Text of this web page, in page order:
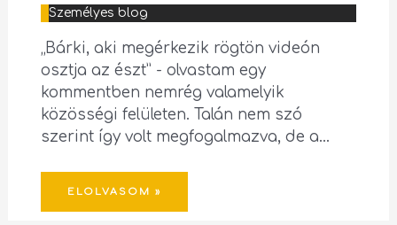
Személyes blog
„Bárki, aki megérkezik rögtön videón
osztja az észt” - olvastam egy
kommentben nemrég valamelyik
közösségi felületen. Talán nem szó
szerint így volt megfogalmazva, de a…
ELOLVASOM »